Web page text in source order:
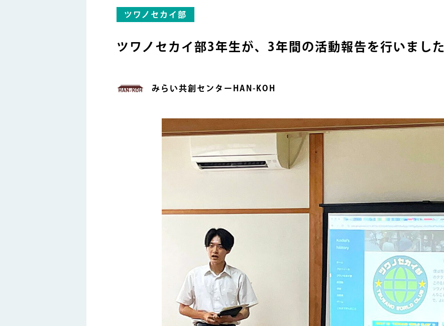
ツワノセカイ部
ツワノセカイ部3年生が、3年間の活動報告を行いました
みらい共創センターHAN-KOH